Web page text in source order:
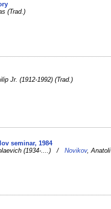
(Trad.)
Jr. (1912-1992) (Trad.)
seminar, 1984
(1934-....) /Novikov, Anatoli